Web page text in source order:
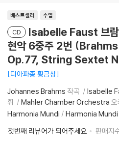
베스트셀러 수입
CD
Isabelle Faust 브람
현악 6중주 2번
Op.77, String Sextet
디아파종 황금상
Johannes Brahms 작곡 Isabelle
휘
Mahler Chamber Orchestra
Harmonia Mundi / Harmonia Mundi
첫번째 리뷰어가 되어주세요
판매지